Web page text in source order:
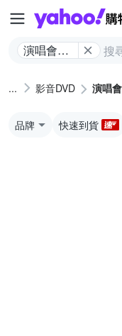
演唱會
影音DVD 演唱
品牌 快速到貨